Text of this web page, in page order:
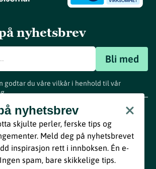
nyhetsbrev
Bli med
godtar du våre vilkår i henhold til vår
.
nyhetsbrev
skjulte perler, ferske tips og
Meld deg på nyhetsbrevet
inspirasjon rett i innboksen. Én e-
spam, bare skikkelige tips.